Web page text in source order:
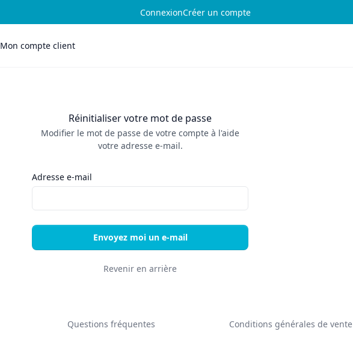
ConnexionCréer un compte
Mon compte client
Réinitialiser votre mot de passe
Modifier le mot de passe de votre compte à l'aide
votre adresse e-mail.
Adresse e-mail
Envoyez moi un e-mail
Revenir en arrière
Questions fréquentes Conditions générales de vente